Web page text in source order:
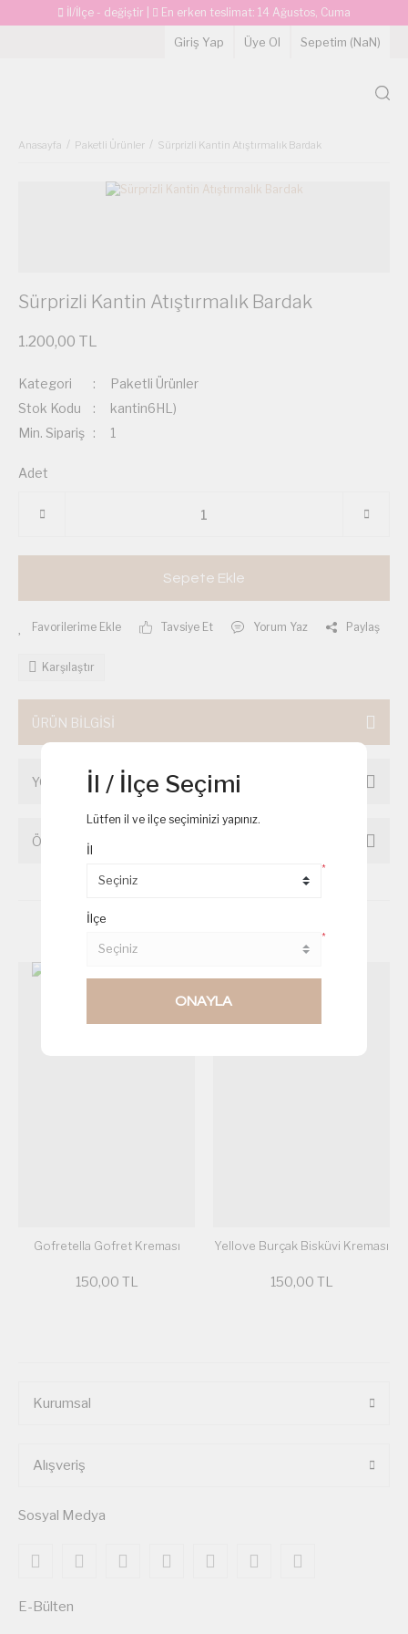
İl/İlçe - değiştir En erken teslimat: 14 Ağustos, Cuma
Giriş Yap Üye Ol Sepetim (NaN)
Anasayfa Paketli Ürünler Sürprizli Kantin Atıştırmalık Bardak
Sürprizli Kantin Atıştırmalık Bardak
1.200,00 TL
Kategori
Paketli Ürünler
Stok Kodu
kantin6HL)
Min. Sipariş
1
Adet
Sepete Ekle
Tavsiye Et Yorum Yaz Paylaş
Karşılaştır
ÜRÜN BİLGİSİ
YORUMLAR
ÖNERİLERİNİZ
Gofretella Gofret Kreması
150,00 TL
Yellove Burçak Bisküvi Kreması
150,00 TL
Kurumsal
Alışveriş
Sosyal Medya
E-Bülten
İl / İlçe Seçimi
Lütfen il ve ilçe seçiminizi yapınız.
İl
*
İlçe
*
ONAYLA